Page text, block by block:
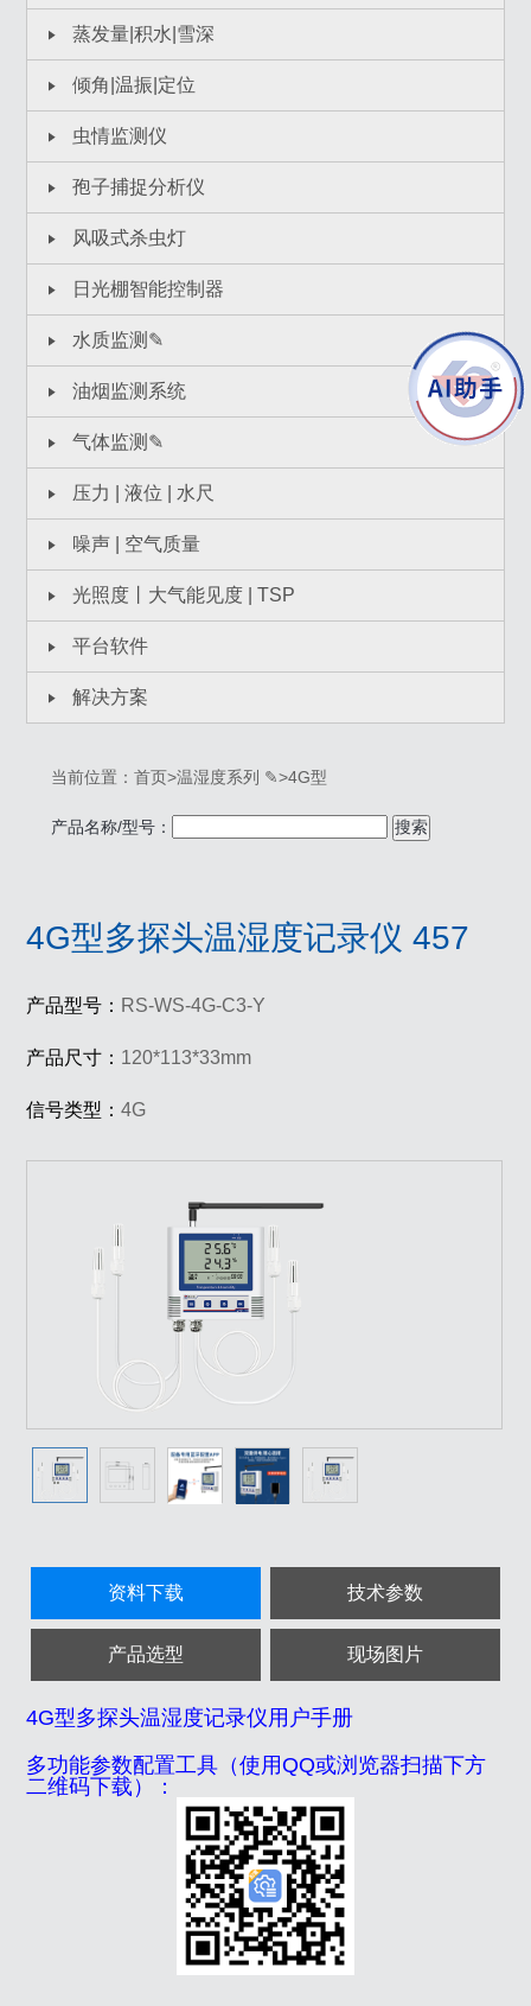
蒸发量|积水|雪深
倾角|温振|定位
虫情监测仪
孢子捕捉分析仪
风吸式杀虫灯
日光棚智能控制器
水质监测✎
油烟监测系统
气体监测✎
压力 | 液位 | 水尺
噪声 | 空气质量
光照度丨大气能见度 | TSP
平台软件
解决方案
当前位置： 首页>温湿度系列 ✎>4G型
产品名称/型号： 搜索
4G型多探头温湿度记录仪 457
产品型号： RS-WS-4G-C3-Y
产品尺寸： 120*113*33mm
信号类型：4G
资料下载 技术参数
产品选型 现场图片
4G型多探头温湿度记录仪用户手册
多功能参数配置工具（使用QQ或浏览器扫描下方
二维码下载）：